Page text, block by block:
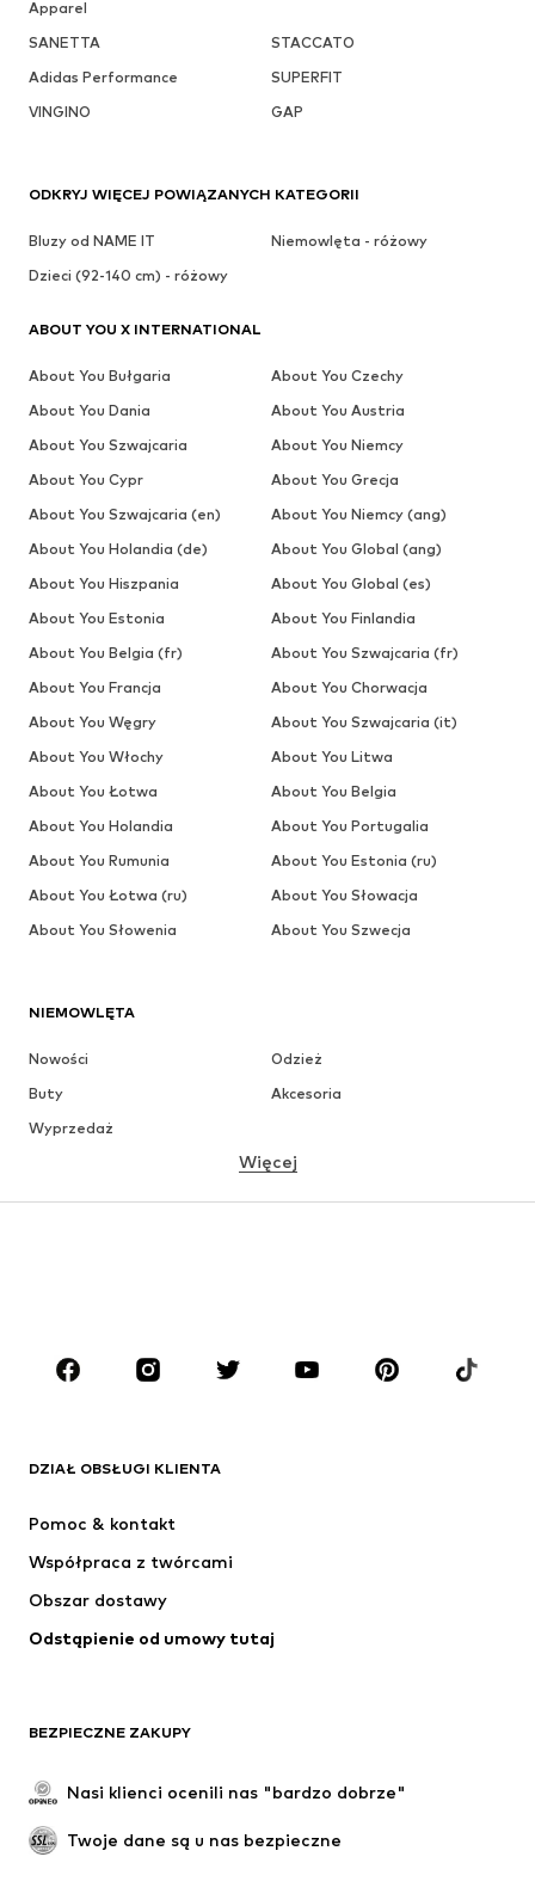
Apparel
SANETTA
STACCATO
Adidas Performance
SUPERFIT
VINGINO
GAP
NIEMOWLĘTA
Nowości
Odzież
Buty
Akcesoria
Wyprzedaż
MARKI
Next
ADIDAS PERFORMANCE
Więcej
DZIAŁ OBSŁUGI KLIENTA
Pomoc & kontakt
Współpraca z twórcami
Obszar dostawy
Odstąpienie od umowy tutaj
BEZPIECZNE ZAKUPY
Nasi klienci ocenili nas "bardzo dobrze"
Twoje dane są u nas bezpieczne
ODKRYJ WIĘCEJ POWIĄZANYCH KATEGORII
Bluzy od NAME IT
Niemowlęta - różowy
Dzieci (92-140 cm) - różowy
ABOUT YOU X INTERNATIONAL
About You Bułgaria
About You Czechy
About You Dania
About You Austria
About You Szwajcaria
About You Niemcy
About You Cypr
About You Grecja
About You Szwajcaria (en)
About You Niemcy (ang)
About You Holandia (de)
About You Global (ang)
About You Hiszpania
About You Global (es)
About You Estonia
About You Finlandia
About You Belgia (fr)
About You Szwajcaria (fr)
About You Francja
About You Chorwacja
About You Węgry
About You Szwajcaria (it)
About You Włochy
About You Litwa
About You Łotwa
About You Belgia
About You Holandia
About You Portugalia
About You Rumunia
About You Estonia (ru)
About You Łotwa (ru)
About You Słowacja
About You Słowenia
About You Szwecja